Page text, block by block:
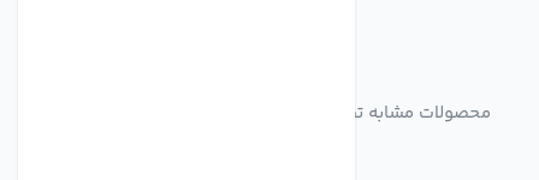
محصولات مشابه تصفیه آب 6 مرحله ای C.C.K قطعات تایوان